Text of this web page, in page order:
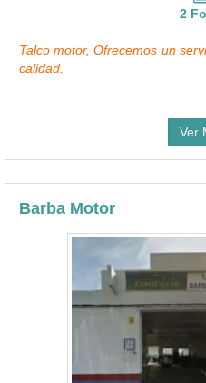
2
Talco motor, Ofrecemos un
calidad.
Ver
Barba Motor